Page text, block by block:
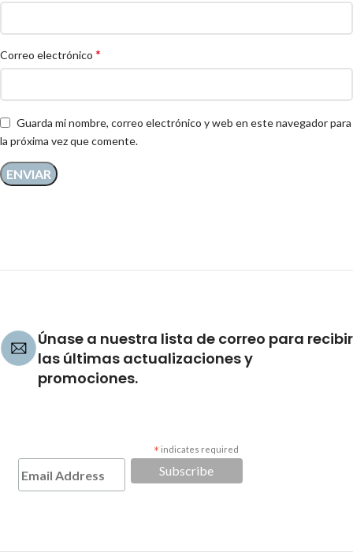
Correo electrónico *
Guarda mi nombre, correo electrónico y web en este navegador para
la próxima vez que comente.
Únase a nuestra lista de correo para recibir
las últimas actualizaciones y
promociones.
* indicates required